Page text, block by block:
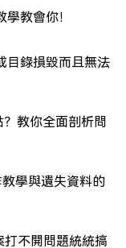
教會你！
目錄損毀而且無法
教你全面剖析問
學與遺失資料的
打不開問題統統搞